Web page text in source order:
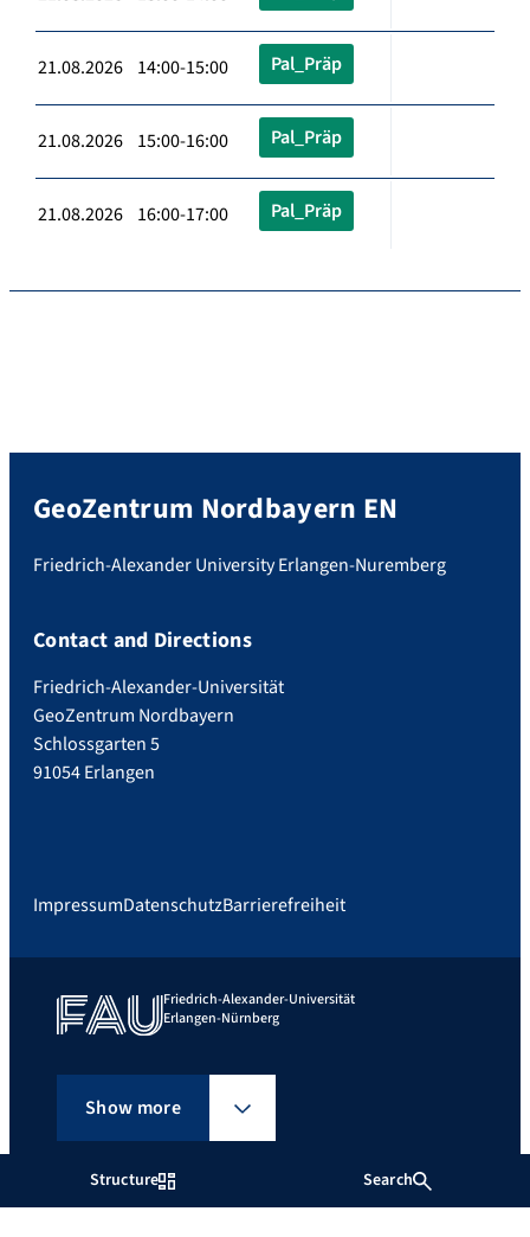
Structure Search
21.08.2026 14:00-15:00 Pal_Präp
21.08.2026 15:00-16:00 Pal_Präp
21.08.2026 16:00-17:00 Pal_Präp
GeoZentrum Nordbayern EN
Friedrich-Alexander University Erlangen-Nuremberg
Contact and Directions
Friedrich-Alexander-Universität
GeoZentrum Nordbayern
Schlossgarten 5
91054 Erlangen
ImpressumDatenschutzBarrierefreiheit
Friedrich-Alexander-Universität
Erlangen-Nürnberg
Show more